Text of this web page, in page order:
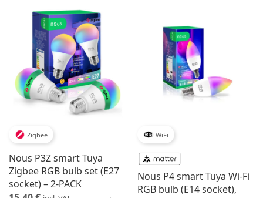
Zigbee
Nous P3Z smart Tuya
Zigbee RGB bulb set (E27
socket) – 2-PACK
WiFi
Nous P4 smart Tuya Wi-Fi
RGB bulb (E14 socket),